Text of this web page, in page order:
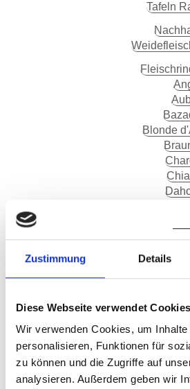
Zustimmung Details
Diese Webseite verwendet Cookies
Wir verwenden Cookies, um
personalisieren, Funktionen für
zu können und die Zugriffe auf
analysieren. Außerdem geben wir
Tafeln
Blonde